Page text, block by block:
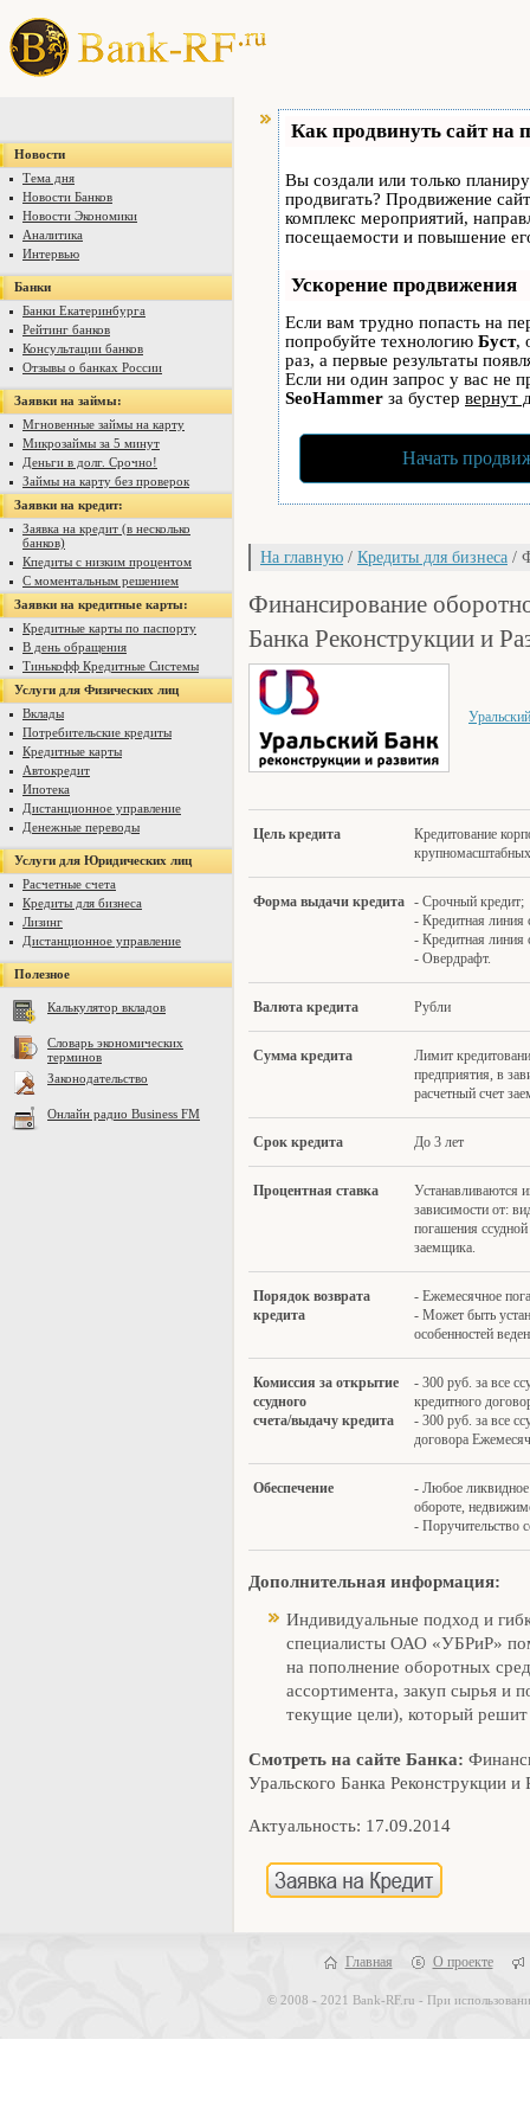
Новости
Тема дня
Новости Банков
Новости Экономики
Аналитика
Интервью
Банки
Банки Екатеринбурга
Рейтинг банков
Консультации банков
Отзывы о банках России
Заявки на займы:
Мгновенные займы на карту
Микрозаймы за 5 минут
Деньги в долг. Срочно!
Займы на карту без проверок
Заявки на кредит:
Заявка на кредит (в несколько
банков)
Кпедиты с низким процентом
С моментальным решением
Заявки на кредитные карты:
Кредитные карты по паспорту
В день обращения
Тинькофф Кредитные Системы
Услуги для Физических лиц
Вклады
Потребительские кредиты
Кредитные карты
Автокредит
Ипотека
Дистанционное управление
Денежные переводы
Услуги для Юридических лиц
Расчетные счета
Кредиты для бизнеса
Лизинг
Дистанционное управление
Полезное
Калькулятор вкладов
Словарь экономических
терминов
Законодательство
Онлайн радио Business FM
Как продвинуть сайт на
Вы создали или только
продвигать? Продвижение
комплекс мероприятий,
посещаемости и повышение
Ускорение продвижения
Если вам трудно попасть на
попробуйте технологию Буст,
раз, а первые результаты
Если ни один запрос у вас не
SeoHammer за бустер вернут
Начать
На главную / Кредиты для бизнеса /
Финансирование
Банка Реконструкции и
Цель кредита
Кредитование
Форма выдачи кредита - Срочный кредит;
- Кредитная
- Кредитная линия
- Овердрафт.
Валюта кредита Рубли
Сумма кредита
Лимит
предприятия, в
расчетный счет
Срок кредита До 3 лет
Процентная ставка
Устанавливаются
зависимости от:
погашения
заемщика.
Порядок возврата
кредита
- Ежемесячное
- Может быть
особенностей
Комиссия за открытие
ссудного
счета/выдачу кредита
- 300 руб. за все
кредитного
- 300 руб. за все
договора
Обеспечение
- Любое ликвидное
обороте,
- Поручительство
Дополнительная информация:
Индивидуальные подход и
специалисты ОАО «УБРиР»
на пополнение оборотных
ассортимента, закуп сырья и
текущие цели), который решит
Смотреть на сайте Банка:
Уральского Банка Реконструкции и
Актуальность: 17.09.2014
Главная О проекте
© 2008 - 2021 Bank-RF.ru - При